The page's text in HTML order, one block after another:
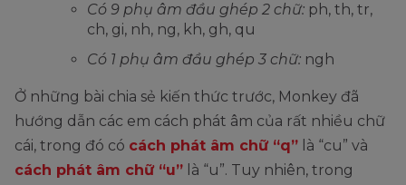
Có 9 phụ âm đầu ghép 2 chữ: ph, th, tr,
ch, gi, nh, ng, kh, gh, qu
Có 1 phụ âm đầu ghép 3 chữ: ngh
Ở những bài chia sẻ kiến thức trước, Monkey đã
hướng dẫn các em cách phát âm của rất nhiều chữ
cái, trong đó có cách phát âm chữ “q” là “cu” và
cách phát âm chữ “u” là “u”. Tuy nhiên, trong